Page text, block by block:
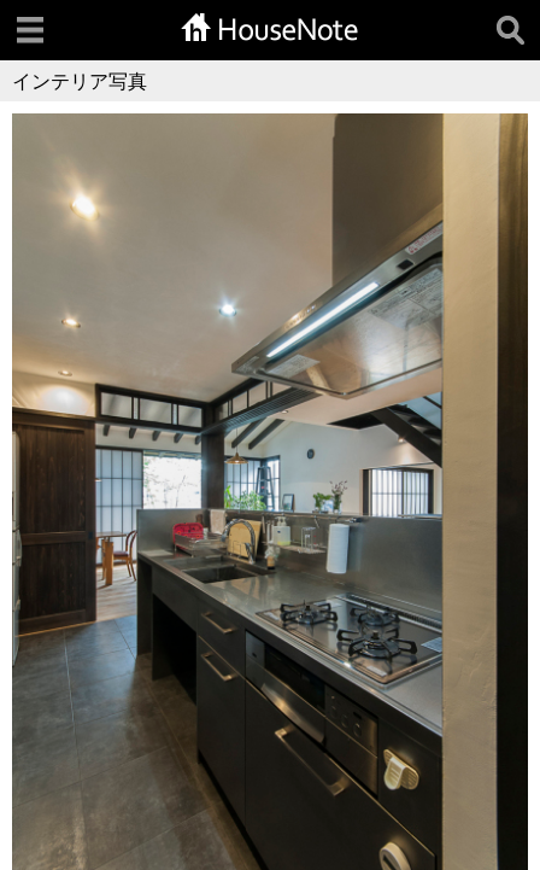
インテリア写真